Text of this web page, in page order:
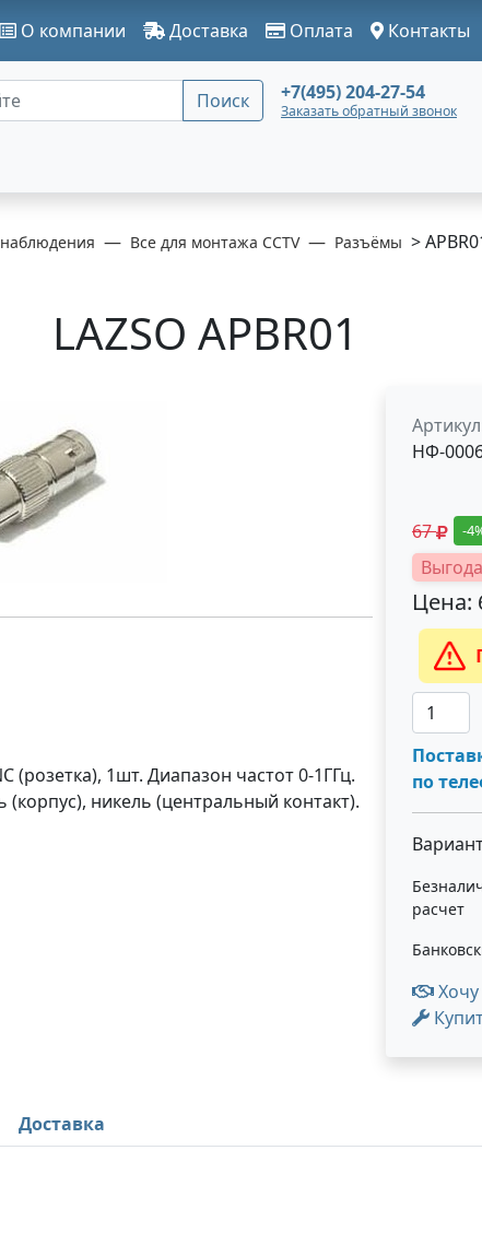
О компании Доставка Оплата Контакты
Поиск +7(495) 204-27-54
Заказать обратный звонок
Все для монтажа CCTV Разъёмы >
LAZSO APBR01
(розетка), 1шт. Диапазон частот 0-1ГГц.
никель (центральный контакт).
НФ-
67 -
Цена:
по
расчет
Доставка